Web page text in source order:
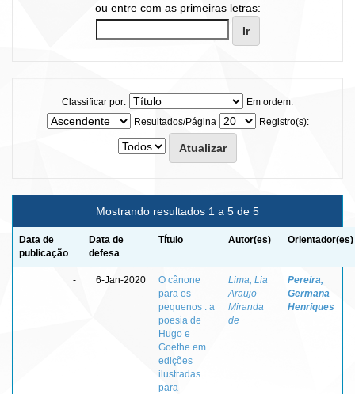
ou entre com as primeiras letras:
Classificar por:
Em ordem:
Resultados/Página
Registro(s):
Mostrando resultados 1 a 5 de 5
Data de
publicação
Data de
defesa
Título Autor(es) Orientador(es)
- 6-Jan-2020
O cânone
para os
pequenos : a
poesia de
Hugo e
Goethe em
edições
ilustradas
para
Lima, Lia
Araujo
Miranda
de
Pereira,
Germana
Henriques